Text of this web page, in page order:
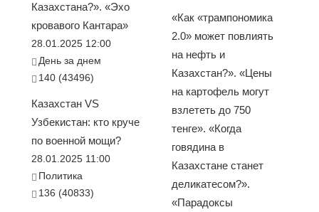
Казахстана?». «Эхо
кровавого Кантара»
28.01.2025 12:00
День за днем
140 (43496)
Казахстан VS
Узбекистан: кто круче
по военной мощи?
28.01.2025 11:00
Политика
136 (40833)
«Как «трампономика
2.0» может повлиять
на нефть и
Казахстан?». «Цены
на картофель могут
взлететь до 750
тенге». «Когда
говядина в
Казахстане станет
деликатесом?».
«Парадоксы